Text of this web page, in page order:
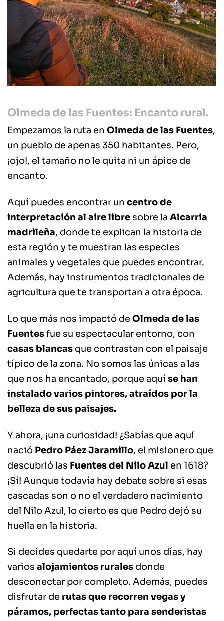
Olmeda de las Fuentes: Encanto rural.
Empezamos la ruta en Olmeda de las Fuentes,
un pueblo de apenas 350 habitantes. Pero,
¡ojo!, el tamaño no le quita ni un ápice de
encanto.
Aquí puedes encontrar un centro de
interpretación al aire libre sobre la Alcarria
madrileña, donde te explican la historia de
esta región y te muestran las especies
animales y vegetales que puedes encontrar.
Además, hay instrumentos tradicionales de
agricultura que te transportan a otra época.
Lo que más nos impactó deOlmeda de las
Fuentesfue su espectacular entorno, con
casas blancas que contrastan con el paisaje
típico de la zona. No somos las únicas a las
que nos ha encantado, porque aquí se han
instalado varios pintores, atraídos por la
belleza de sus paisajes.
Y ahora, ¡una curiosidad! ¿Sabías que aquí
nació Pedro Páez Jaramillo, el misionero que
descubrió las Fuentes del Nilo Azul en 1618?
¡Sí! Aunque todavía hay debate sobre si esas
cascadas son o no el verdadero nacimiento
del Nilo Azul, lo cierto es que Pedro dejó su
huella en la historia.
Si decides quedarte por aquí unos días, hay
varios alojamientos rurales donde
desconectar por completo. Además, puedes
disfrutar de rutas que recorren vegas y
páramos, perfectas tanto para senderistas